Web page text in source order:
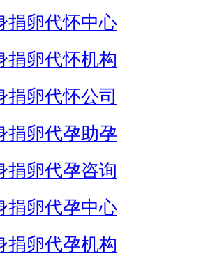
捐卵代怀中心
捐卵代怀机构
捐卵代怀公司
捐卵代孕助孕
捐卵代孕咨询
捐卵代孕中心
捐卵代孕机构